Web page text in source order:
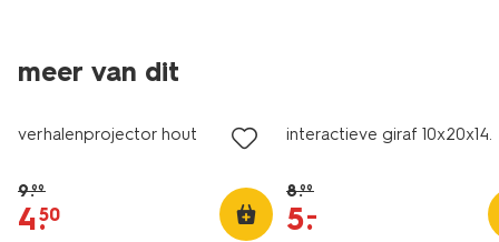
meer van dit
korting
verhalenprojector hout
9.99
4.
50
interactieve giraf
8.99
5.
–